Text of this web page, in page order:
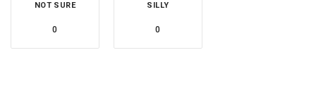
NOT SURE
0
SILLY
0